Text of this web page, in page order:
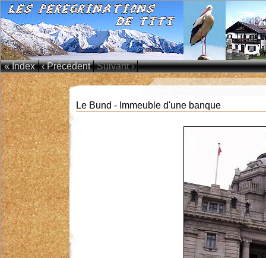
« Index ‹ Précédent Suivant ›
Le Bund - Immeuble d'une banque